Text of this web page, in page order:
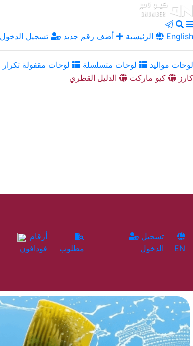
الرئيسية أضف رقم جديد تسجيل الدخول English
لوحات مواليد لوحات متسلسلة لوحات مقفولة تكرار
كارز
كيو ماركت الدليل القطري
فودافون
مطلوب
الدخول
EN